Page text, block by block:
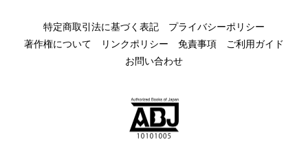
特定商取引法に基づく表記
プライバシーポリシー
著作権について
リンクポリシー 免責事項
ご利用ガイド
お問い合わせ